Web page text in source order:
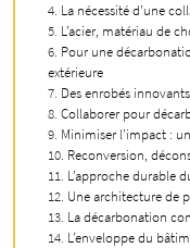
La nécessité d’une
L’acier, matériau de
Pour une
extérieure
Des enrobés
Collaborer pour
Minimiser l’impact :
Reconversion,
L’approche durable
Une architecture de
La décarbonation
L’enveloppe du